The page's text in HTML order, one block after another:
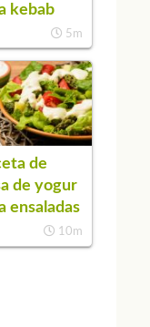
kebab
5m
de
de yogur
ensaladas
10m